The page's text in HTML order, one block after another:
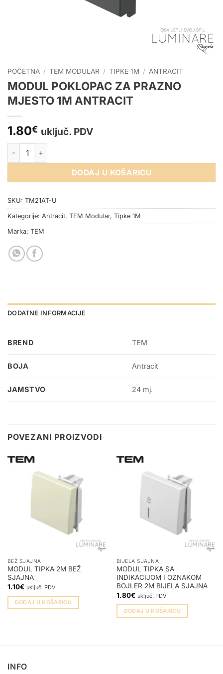
POČETNA / TEM MODULAR / TIPKE 1M / ANTRACIT
MODUL POKLOPAC ZA PRAZNO
MJESTO 1M ANTRACIT
1.80€ uključ. PDV
MODUL POKLOPAC ZA PRAZNO MJESTO 1M ANTRACIT
DODAJ U KOŠARICU
SKU: TM21AT-U
Kategorije: Antracit, TEM Modular, Tipke 1M
Marka: TEM
DODATNE INFORMACIJE
BREND TEM
BOJA Antracit
JAMSTVO 24 mj.
POVEZANI PROIZVODI
BEŽ SJAJNA
MODUL TIPKA 2M BEŽ
SJAJNA
1.10€ uključ. PDV
DODAJ U KOŠARICU
BIJELA SJAJNA
MODUL TIPKA SA
INDIKACIJOM I OZNAKOM
BOJLER 2M BIJELA SJAJNA
1.80€ uključ. PDV
DODAJ U KOŠARICU
INFO